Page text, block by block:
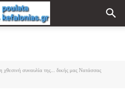
χθεσινή συναυλία της... δικής μας Νατάσσας